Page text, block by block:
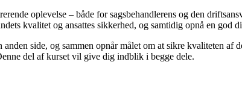
oplevelse – både for sagsbehandlerens og den
kvalitet og ansattes sikkerhed, og samtidig opnå en
side, og sammen opnår målet om at sikre kvaliteten af
del af kurset vil give dig indblik i begge dele.